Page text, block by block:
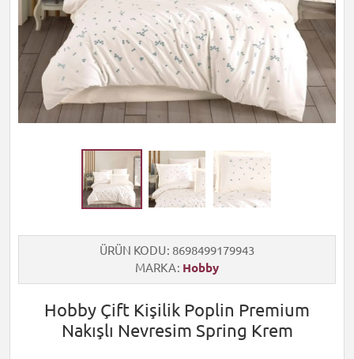
ÜRÜN KODU 8698499179943
MARKA Hobby
Hobby Çift Kişilik Poplin Premium
Nakışlı Nevresim Spring Krem